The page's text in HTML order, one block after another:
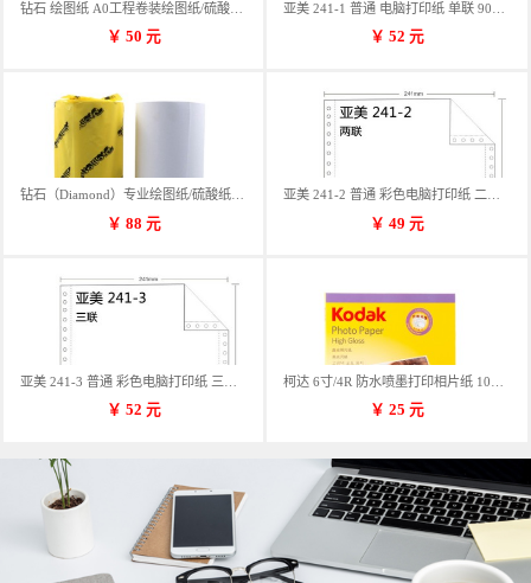
钻石 绘图纸 A0工程卷装绘图纸/硫酸纸 50m卷装 914*50MM/卷
￥ 50 元 ￥ 52元
钻石（Diamond）专业绘图纸/硫酸纸 临摹纸 73g A4 297mm*70m 单卷装
￥ 88 元
亚美 241-2 普通 彩色电脑打印纸 二联 900张/箱 蓝包装 三等份
￥ 49元
￥ 52 元 ￥ 25元